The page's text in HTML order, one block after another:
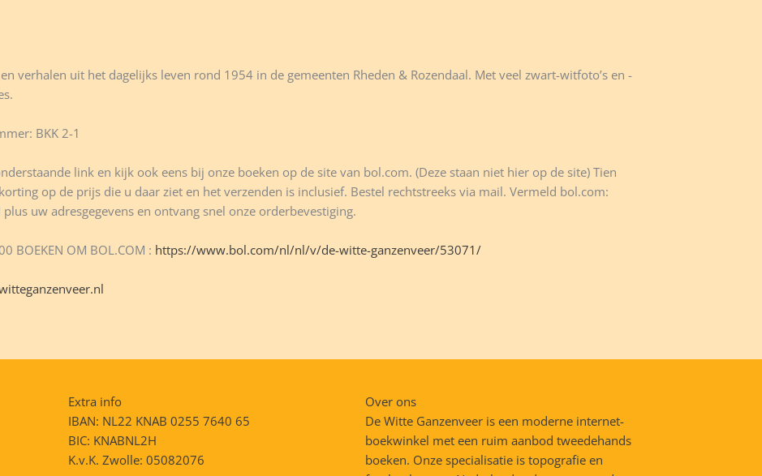
-
hoeveelheid
verhalen uit het dagelijks leven rond 1954 in de gemeenten Rheden & Rozendaal. Met veel zwart-witfoto’s en -
BKK 2-1
link en kijk ook eens bij onze boeken op de site van bol.com. (Deze staan niet hier op de site) Tien
op de prijs die u daar ziet en het verzenden is inclusief. Bestel rechtstreeks via mail. Vermeld bol.com:
uw adresgegevens en ontvang snel onze orderbevestiging.
BOEKEN OM BOL.COM : https://www.bol.com/nl/nl/v/de-witte-ganzenveer/53071/
Extra info
IBAN: NL22 KNAB 0255 7640 65
BIC: KNABNL2H
K.v.K. Zwolle: 05082076
Over ons
De Witte Ganzenveer is een moderne internet-
boekwinkel met een ruim aanbod tweedehands
boeken. Onze specialisatie is topografie en